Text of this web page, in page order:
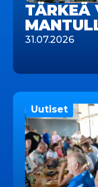
TÄRKEÄ
31.07.2026
Uutiset